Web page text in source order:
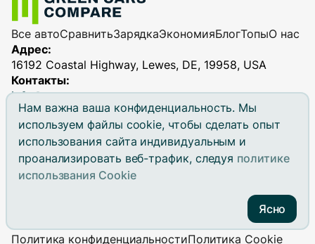
Нам важна ваша конфиденциальность. Мы
используем файлы cookie, чтобы сделать опыт
использования сайта индивидуальным и
проанализировать веб-трафик, следуя политике
использвания Cookie
Ясно
Все автоСравнитьЗарядкаЭкономияБлогТопыО нас
Адрес:
16192 Coastal Highway, Lewes, DE, 19958, USA
Контакты:
info@greencarscompare.com
© 2026 Green Cars Compare. All rights reserved.
Brand names, model names and logos are registered
Политика конфиденциальностиПолитика Cookie